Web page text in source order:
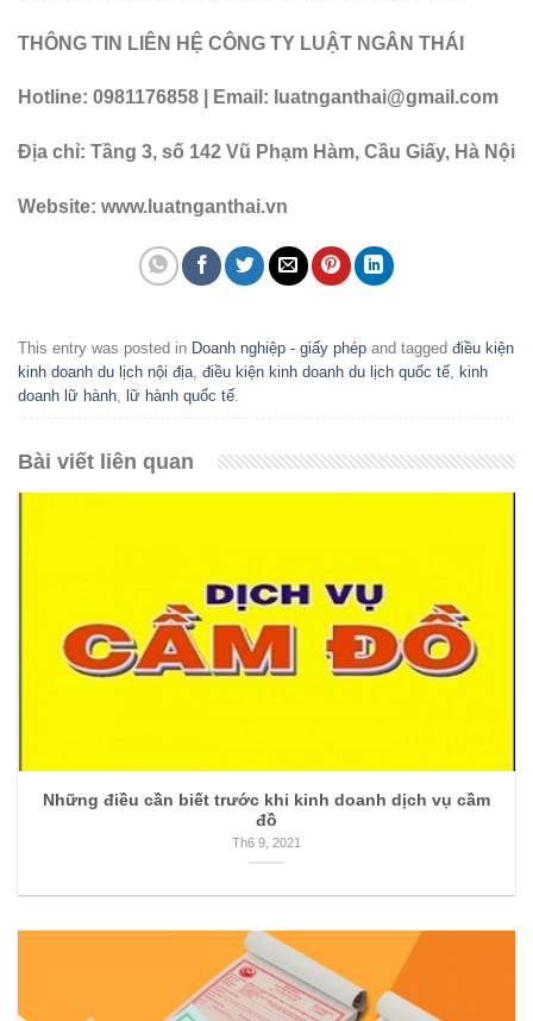
THÔNG TIN LIÊN HỆ CÔNG TY LUẬT NGÂN THÁI
Hotline: 0981176858 | Email: luatnganthai@gmail.com
Địa chỉ: Tầng 3, số 142 Vũ Phạm Hàm, Cầu Giấy, Hà Nội
Website: www.luatnganthai.vn
This entry was posted in Doanh nghiệp - giấy phép and tagged điều kiện
kinh doanh du lịch nội địa, điều kiện kinh doanh du lịch quốc tế, kinh
doanh lữ hành, lữ hành quốc tế.
Bài viết liên quan
Những điều cần biết trước khi kinh doanh dịch vụ cầm
đồ
Th6 9, 2021